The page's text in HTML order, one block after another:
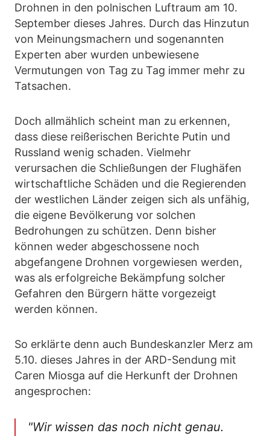
Drohnen in den polnischen Luftraum am 10.
September dieses Jahres. Durch das Hinzutun
von Meinungsmachern und sogenannten
Experten aber wurden unbewiesene
Vermutungen von Tag zu Tag immer mehr zu
Tatsachen.
Doch allmählich scheint man zu erkennen,
dass diese reißerischen Berichte Putin und
Russland wenig schaden. Vielmehr
verursachen die Schließungen der Flughäfen
wirtschaftliche Schäden und die Regierenden
der westlichen Länder zeigen sich als unfähig,
die eigene Bevölkerung vor solchen
Bedrohungen zu schützen. Denn bisher
können weder abgeschossene noch
abgefangene Drohnen vorgewiesen werden,
was als erfolgreiche Bekämpfung solcher
Gefahren den Bürgern hätte vorgezeigt
werden können.
So erklärte denn auch Bundeskanzler Merz am
5.10. dieses Jahres in der ARD-Sendung mit
Caren Miosga auf die Herkunft der Drohnen
angesprochen:
"Wir wissen das noch nicht genau.